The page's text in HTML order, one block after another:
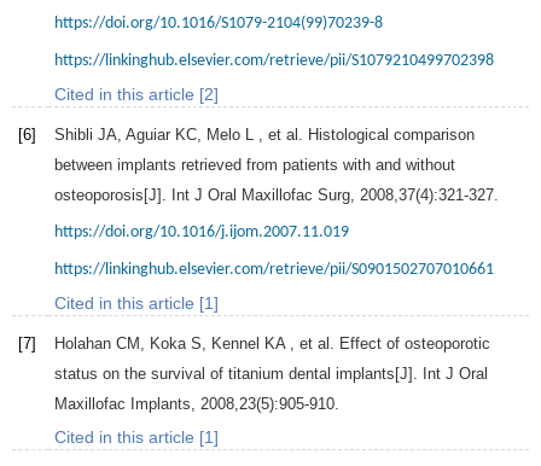
https://doi.org/10.1016/S1079-2104(99)70239-8
https://linkinghub.elsevier.com/retrieve/pii/S1079210499702398
Cited in this article [2]
[6] Shibli JA Aguiar KC Melo L
, et al. Histological comparison
between implants retrieved from patients with and without
osteoporosis[J]. Int J Oral Maxillofac Surg 2008 37(4):321-327.
https://doi.org/10.1016/j.ijom.2007.11.019
https://linkinghub.elsevier.com/retrieve/pii/S0901502707010661
Cited in this article [1]
[7] Holahan CM Koka S Kennel KA , et al. Effect of osteoporotic
status on the survival of titanium dental implants[J]. Int J Oral
Maxillofac Implants
2008 23(5):905-910.
Cited in this article [1]